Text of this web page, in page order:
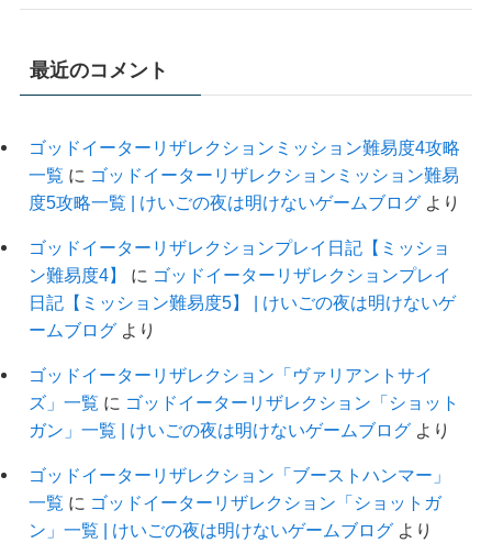
最近のコメント
ゴッドイーターリザレクションミッション難易度4攻略
一覧 に ゴッドイーターリザレクションミッション難易
度5攻略一覧 | けいごの夜は明けないゲームブログより
ゴッドイーターリザレクションプレイ日記【ミッショ
ン難易度4】
に ゴッドイーターリザレクションプレイ
日記【ミッション難易度5】 | けいごの夜は明けないゲ
ームブログより
ゴッドイーターリザレクション「ヴァリアントサイ
ズ」一覧 に ゴッドイーターリザレクション「ショット
ガン」一覧 | けいごの夜は明けないゲームブログより
ゴッドイーターリザレクション「ブーストハンマー」
一覧 に ゴッドイーターリザレクション「ショットガ
ン」一覧 | けいごの夜は明けないゲームブログより